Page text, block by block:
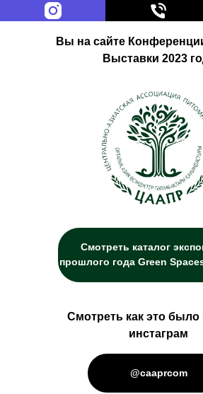
Вы на сайте
Выставки 2023
Смотреть каталог
прошлого года Green
Смотреть как это
инстаграм
@caaprcom